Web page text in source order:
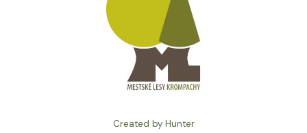
Created by Hunter